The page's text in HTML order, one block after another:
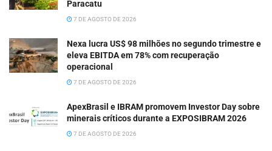
Paracatu
7 DE AGOSTO DE 2026
Nexa lucra US$ 98 milhões no segundo trimestre e
eleva EBITDA em 78% com recuperação
operacional
7 DE AGOSTO DE 2026
ApexBrasil e IBRAM promovem Investor Day sobre
minerais críticos durante a EXPOSIBRAM 2026
7 DE AGOSTO DE 2026